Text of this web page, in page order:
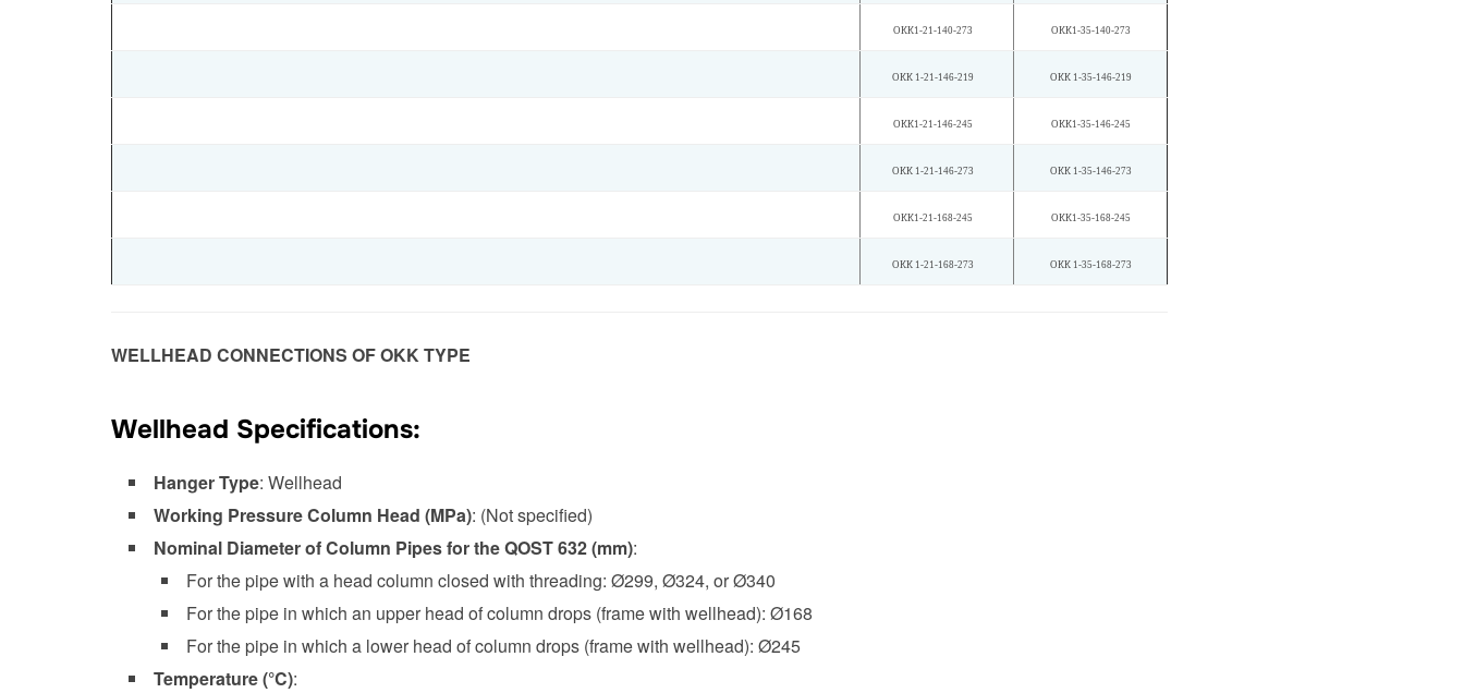
ОКК1-21-140-273 ОКК1-35-140-273
ОКК 1-21-146-219 ОКК 1-35-146-219
ОКК1-21-146-245 ОКК1-35-146-245
ОКК 1-21-146-273 ОКК 1-35-146-273
ОКК1-21-168-245 ОКК1-35-168-245
ОКК 1-21-168-273 ОКК 1-35-168-273
WELLHEAD CONNECTIONS OF OKK TYPE
Wellhead Specifications:
Hanger Type: Wellhead
Working Pressure Column Head (MPa): (Not specified)
Nominal Diameter of Column Pipes for the QOST 632 (mm):
For the pipe with a head column closed with threading: Ø299, Ø324, or Ø340
For the pipe in which an upper head of column drops (frame with wellhead): Ø168
For the pipe in which a lower head of column drops (frame with wellhead): Ø245
Temperature (°C):